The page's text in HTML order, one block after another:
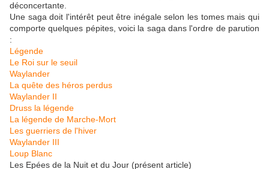
déconcertante.
Une saga doit l'intérêt peut être inégale selon les tomes mais qui
comporte quelques pépites, voici la saga dans l'ordre de parution
:
Légende
Le Roi sur le seuil
Waylander
La quête des héros perdus
Waylander II
Druss la légende
La légende de Marche-Mort
Les guerriers de l'hiver
Waylander III
Loup Blanc
Les Epées de la Nuit et du Jour (présent article)